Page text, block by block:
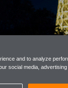
and to analyze
social media,